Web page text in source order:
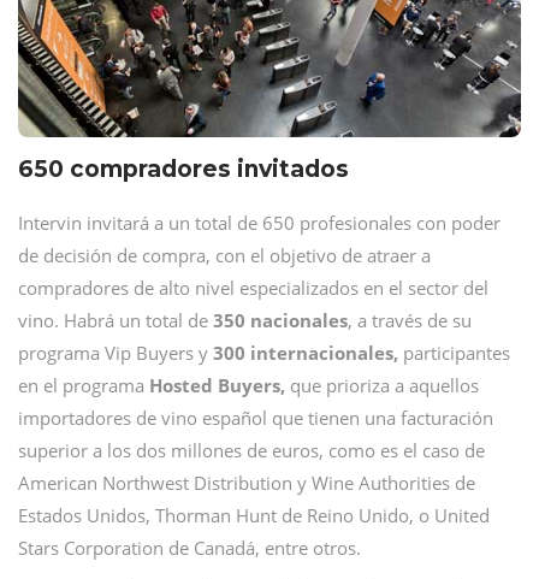
650 compradores invitados
Intervin invitará a un total de 650 profesionales con poder
de decisión de compra, con el objetivo de atraer a
compradores de alto nivel especializados en el sector del
vino. Habrá un total de 350 nacionales, a través de su
programa Vip Buyers y 300 internacionales, participantes
en el programa Hosted Buyers, que prioriza a aquellos
importadores de vino español que tienen una facturación
superior a los dos millones de euros, como es el caso de
American Northwest Distribution y Wine Authorities de
Estados Unidos, Thorman Hunt de Reino Unido, o United
Stars Corporation de Canadá, entre otros.